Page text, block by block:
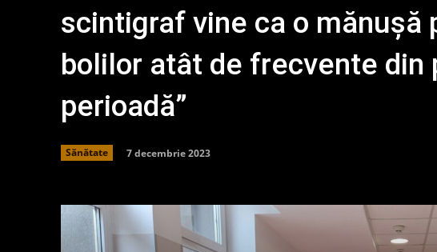
scintigraf vine ca o mănușă
bolilor atât de frecvente din
perioadă”
Sănătate 7 decembrie 2023